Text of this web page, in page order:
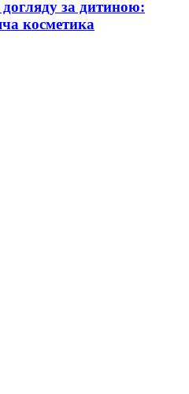
за дитиною:
косметика